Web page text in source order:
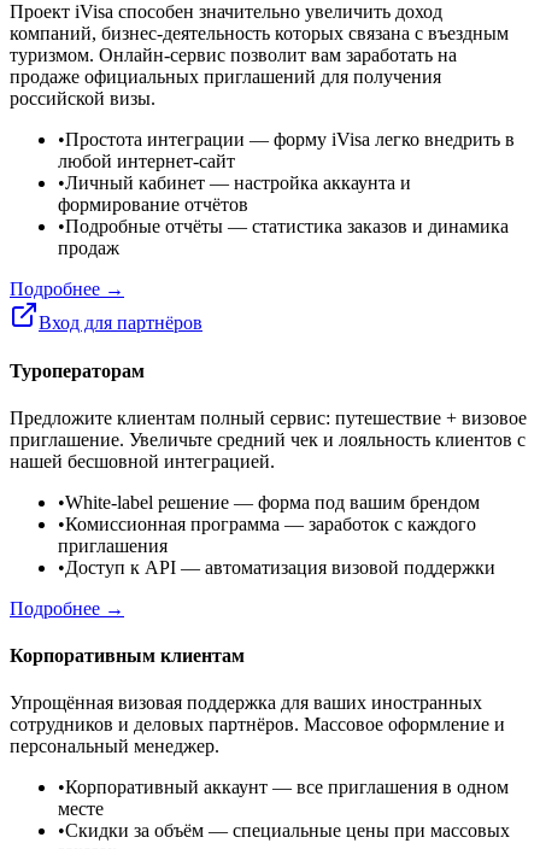
Проект iVisa способен значительно увеличить доход
компаний, бизнес-деятельность которых связана с въездным
туризмом. Онлайн-сервис позволит вам заработать на
продаже официальных приглашений для получения
российской визы.
•Простота интеграции — форму iVisa легко внедрить в
любой интернет-сайт
•Личный кабинет — настройка аккаунта и
формирование отчётов
•Подробные отчёты — статистика заказов и динамика
продаж
Подробнее →
Вход для партнёров
Туроператорам
Предложите клиентам полный сервис: путешествие + визовое
приглашение. Увеличьте средний чек и лояльность клиентов с
нашей бесшовной интеграцией.
•White-label решение — форма под вашим брендом
•Комиссионная программа — заработок с каждого
приглашения
•Доступ к API — автоматизация визовой поддержки
Подробнее →
Корпоративным клиентам
Упрощённая визовая поддержка для ваших иностранных
сотрудников и деловых партнёров. Массовое оформление и
персональный менеджер.
•Корпоративный аккаунт — все приглашения в одном
месте
•Скидки за объём — специальные цены при массовых